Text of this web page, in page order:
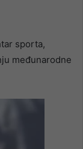
sporta,
međunarodne